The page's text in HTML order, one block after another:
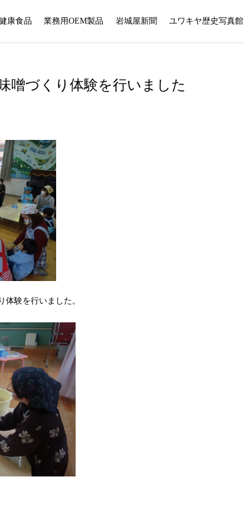
康食品 業務用OEM製品 岩城屋新聞 ユワキヤ歴史写真館
噌づくり体験を行いました
体験を行いました。